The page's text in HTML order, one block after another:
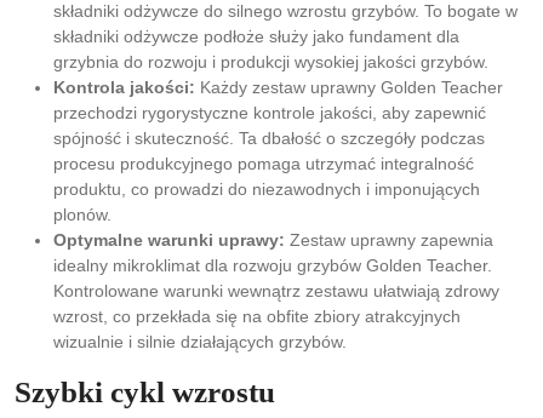
składniki odżywcze do silnego wzrostu grzybów. To bogate w
składniki odżywcze podłoże służy jako fundament dla
grzybnia do rozwoju i produkcji wysokiej jakości grzybów.
Kontrola jakości: Każdy zestaw uprawny Golden Teacher
przechodzi rygorystyczne kontrole jakości, aby zapewnić
spójność i skuteczność. Ta dbałość o szczegóły podczas
procesu produkcyjnego pomaga utrzymać integralność
produktu, co prowadzi do niezawodnych i imponujących
plonów.
Optymalne warunki uprawy: Zestaw uprawny zapewnia
idealny mikroklimat dla rozwoju grzybów Golden Teacher.
Kontrolowane warunki wewnątrz zestawu ułatwiają zdrowy
wzrost, co przekłada się na obfite zbiory atrakcyjnych
wizualnie i silnie działających grzybów.
Szybki cykl wzrostu